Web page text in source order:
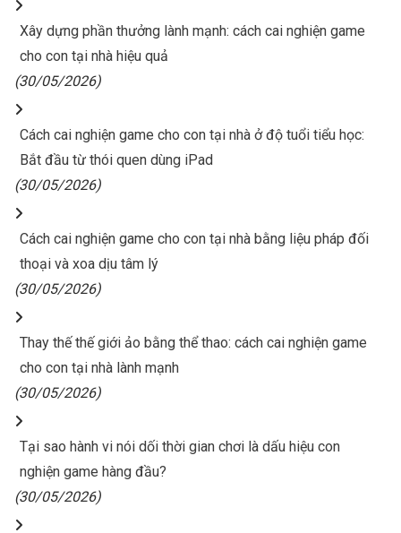
Xây dựng phần thưởng lành mạnh: cách cai nghiện game
cho con tại nhà hiệu quả
(30/05/2026)
Cách cai nghiện game cho con tại nhà ở độ tuổi tiểu học:
Bắt đầu từ thói quen dùng iPad
(30/05/2026)
Cách cai nghiện game cho con tại nhà bằng liệu pháp đối
thoại và xoa dịu tâm lý
(30/05/2026)
Thay thế thế giới ảo bằng thể thao: cách cai nghiện game
cho con tại nhà lành mạnh
(30/05/2026)
Tại sao hành vi nói dối thời gian chơi là dấu hiệu con
nghiện game hàng đầu?
(30/05/2026)